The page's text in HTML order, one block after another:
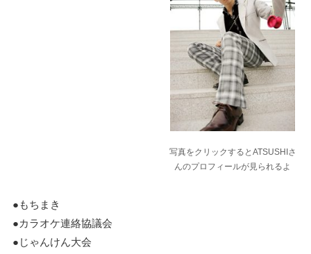
写真をクリックするとATSUSHIさ
んのプロフィールが見られるよ
●もちまき
●カラオケ連絡協議会
●じゃんけん大会